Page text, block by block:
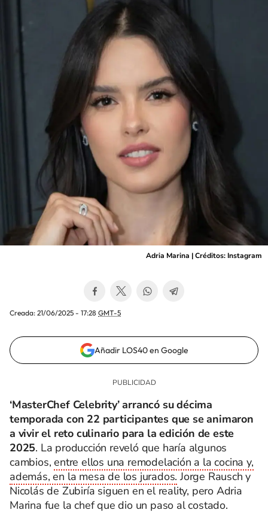
Adria Marina | Créditos: Instagram
Creada: 21/06/2025 - 17:28 GMT-5
Añadir LOS40 en Google
‘MasterChef Celebrity’ arrancó su décima
temporada con 22 participantes que se animaron
a vivir el reto culinario para la edición de este
2025. La producción reveló que haría algunos
cambios,entre ellos una remodelación a la cocina y,
además, en la mesa de los jurados. Jorge Rausch y
Nicolás de Zubiría siguen en el reality, pero Adria
Marina fue la chef que dio un paso al costado.